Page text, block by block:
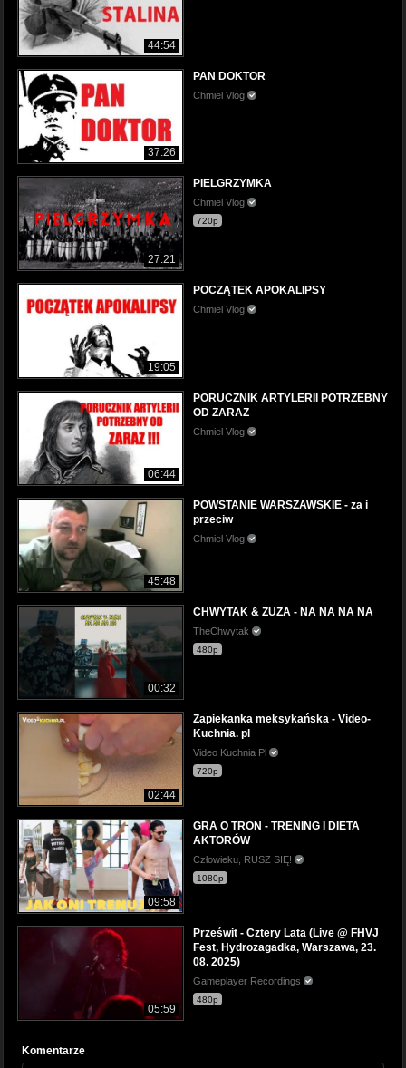
44:54
37:26
PAN DOKTOR
Chmiel Vlog
27:21
PIELGRZYMKA
Chmiel Vlog
720p
19:05
POCZĄTEK APOKALIPSY
Chmiel Vlog
06:44
PORUCZNIK ARTYLERII POTRZEBNY
OD ZARAZ
Chmiel Vlog
45:48
POWSTANIE WARSZAWSKIE - za i
przeciw
Chmiel Vlog
00:32
CHWYTAK & ZUZA - NA NA NA NA
TheChwytak
480p
02:44
Zapiekanka meksykańska - Video-
Kuchnia. pl
Video Kuchnia Pl
720p
09:58
GRA O TRON - TRENING I DIETA
AKTORÓW
Człowieku, RUSZ SIĘ!
1080p
05:59
Prześwit - Cztery Lata (Live @ FHVJ
Fest, Hydrozagadka, Warszawa, 23.
08. 2025)
Gameplayer Recordings
480p
Komentarze